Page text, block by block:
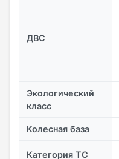
ДВС
Экологический
класс
Колесная база
Категория ТС